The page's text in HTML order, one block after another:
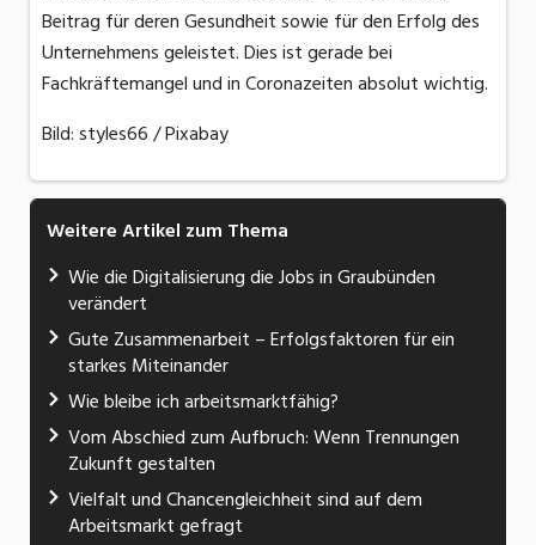
Beitrag für deren Gesundheit sowie für den Erfolg des
Unternehmens geleistet. Dies ist gerade bei
Fachkräftemangel und in Coronazeiten absolut wichtig.
Bild: styles66 / Pixabay
Weitere Artikel zum Thema
Wie die Digitalisierung die Jobs in Graubünden
verändert
Gute Zusammenarbeit – Erfolgsfaktoren für ein
starkes Miteinander
Wie bleibe ich arbeitsmarktfähig?
Vom Abschied zum Aufbruch: Wenn Trennungen
Zukunft gestalten
Vielfalt und Chancengleichheit sind auf dem
Arbeitsmarkt gefragt